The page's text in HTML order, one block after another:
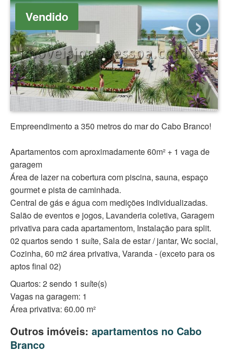
›
Vendido
Empreendimento a 350 metros do mar do Cabo Branco!
Apartamentos com aproximadamente 60m² + 1 vaga de
garagem
Área de lazer na cobertura com piscina, sauna, espaço
gourmet e pista de caminhada.
Central de gás e água com medições individualizadas.
Salão de eventos e jogos, Lavanderia coletiva, Garagem
privativa para cada apartamentom, Instalação para split.
02 quartos sendo 1 suíte, Sala de estar / jantar, Wc social,
Cozinha, 60 m2 área privativa, Varanda - (exceto para os
aptos final 02)
Quartos: 2 sendo 1 suíte(s)
Vagas na garagem: 1
Área privativa: 60.00 m²
Outros imóveis: apartamentos no Cabo
Branco